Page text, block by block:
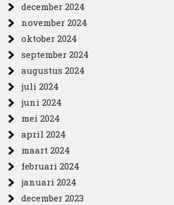
december 2024
november 2024
oktober 2024
september 2024
augustus 2024
juli 2024
juni 2024
mei 2024
april 2024
maart 2024
februari 2024
januari 2024
december 2023